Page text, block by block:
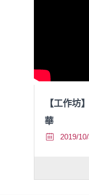
【工作坊
華
2019/